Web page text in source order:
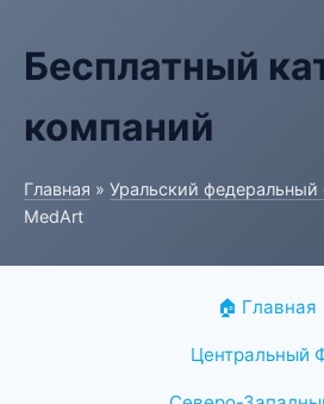
Бесплатный
компаний
Главная » Уральский федеральный
MedArt
🏠 Главная
Центральный